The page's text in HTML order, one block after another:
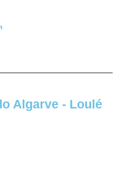
Algarve - Loulé